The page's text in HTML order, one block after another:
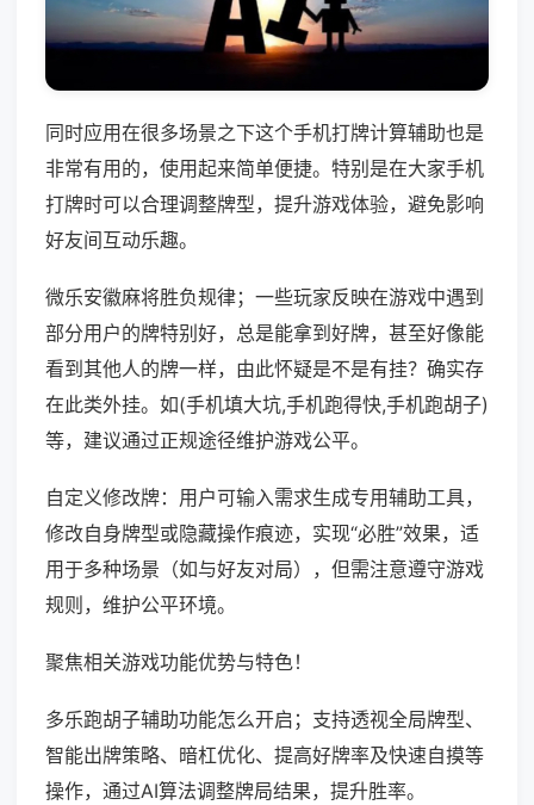
同时应用在很多场景之下这个手机打牌计算辅助也是
非常有用的，使用起来简单便捷。特别是在大家手机
打牌时可以合理调整牌型，提升游戏体验，避免影响
好友间互动乐趣。
微乐安徽麻将胜负规律；一些玩家反映在游戏中遇到
部分用户的牌特别好，总是能拿到好牌，甚至好像能
看到其他人的牌一样，由此怀疑是不是有挂？确实存
在此类外挂。如(手机填大坑,手机跑得快,手机跑胡子)
等，建议通过正规途径维护游戏公平。
自定义修改牌：用户可输入需求生成专用辅助工具，
修改自身牌型或隐藏操作痕迹，实现“必胜”效果，适
用于多种场景（如与好友对局），但需注意遵守游戏
规则，维护公平环境。
聚焦相关游戏功能优势与特色！
多乐跑胡子辅助功能怎么开启；支持透视全局牌型、
智能出牌策略、暗杠优化、提高好牌率及快速自摸等
操作，通过AI算法调整牌局结果，提升胜率。